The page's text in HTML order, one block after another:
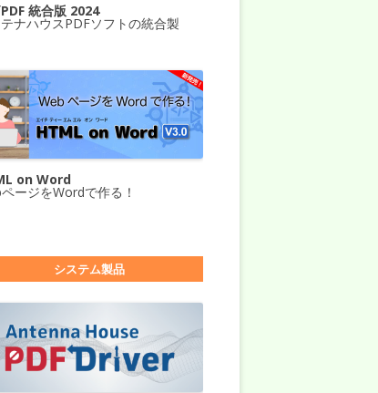
統合版 2024
ナハウスPDFソフトの統合製
on Word
ージをWordで作る！
システム製品